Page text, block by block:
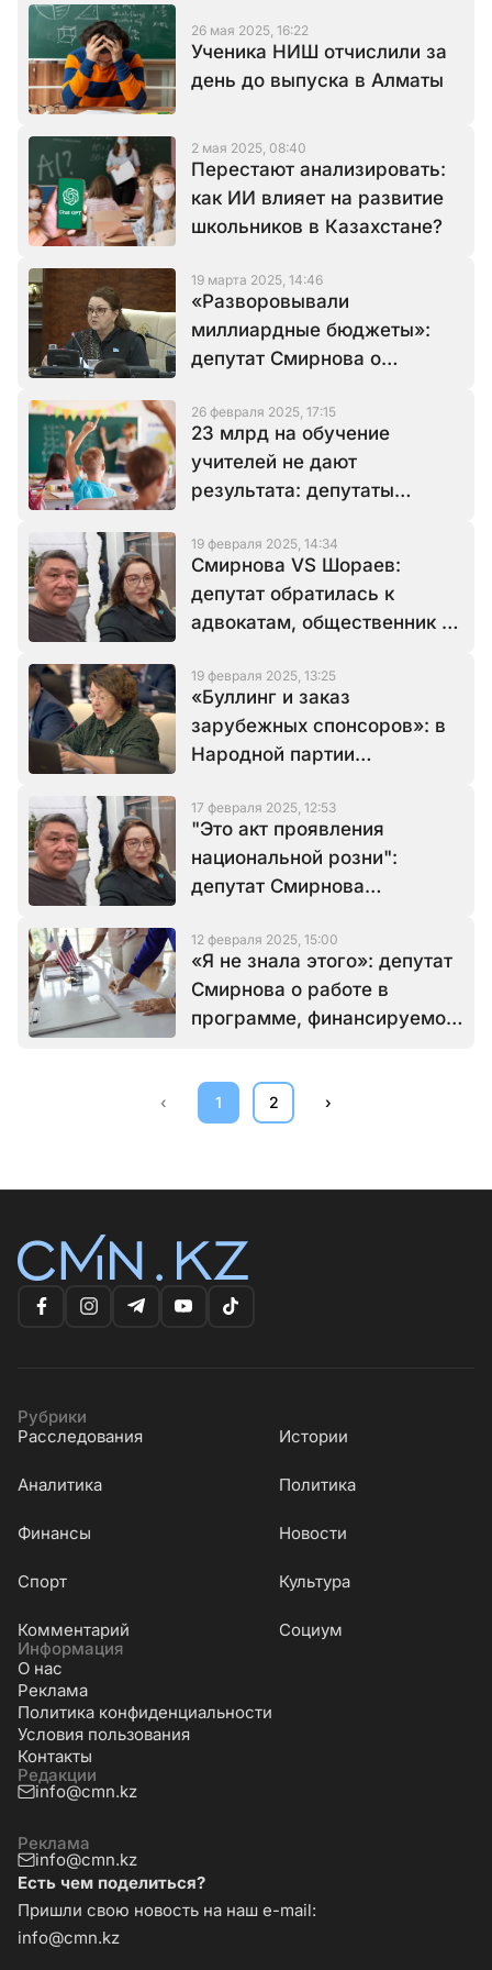
26 мая 2025, 16:22
Ученика НИШ отчислили за
день до выпуска в Алматы
2 мая 2025, 08:40
Перестают анализировать:
как ИИ влияет на развитие
школьников в Казахстане?
19 марта 2025, 14:46
«Разворовывали
миллиардные бюджеты»:
депутат Смирнова о
иностранные гранты
26 февраля 2025, 17:15
23 млрд на обучение
учителей не дают
результата: депутаты
школьников в РК
19 февраля 2025, 14:34
Смирнова VS Шораев:
депутат обратилась к
адвокатам, общественник не
19 февраля 2025, 13:25
«Буллинг и заказ
зарубежных спонсоров»: в
Народной партии
депутата Смирнову
17 февраля 2025, 12:53
"Это акт проявления
национальной розни":
депутат Смирнова
оскорбления
12 февраля 2025, 15:00
«Я не знала этого»: депутат
Смирнова о работе в
программе, финансируемой
‹ 1 2 ›
Рубрики
Расследования
Истории
Аналитика Политика
Финансы Новости
Cпорт Культура
Комментарий
Социум
Информация
О нас
Реклама
Политика конфиденциальности
Условия пользования
Контакты
Редакции
info@cmn.kz
Реклама
info@cmn.kz
Есть чем поделиться?
Пришли свою новость на наш e-mail:
info@cmn.kz